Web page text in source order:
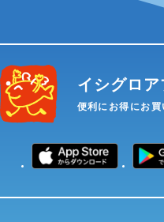
イシグロア
便利にお得にお買